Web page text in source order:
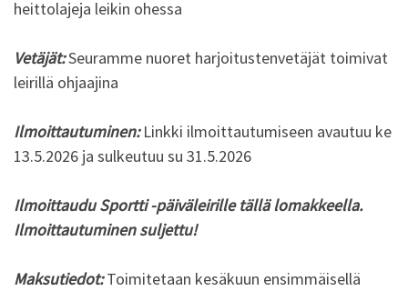
heittolajeja leikin ohessa
Vetäjät:Seuramme nuoret harjoitustenvetäjät toimivat
leirillä ohjaajina
Ilmoittautuminen: Linkki ilmoittautumiseen avautuu ke
13.5.2026 ja sulkeutuu su 31.5.2026
Ilmoittaudu Sportti -päiväleirille tällä lomakkeella.
Ilmoittautuminen suljettu!
Maksutiedot:Toimitetaan kesäkuun ensimmäisellä